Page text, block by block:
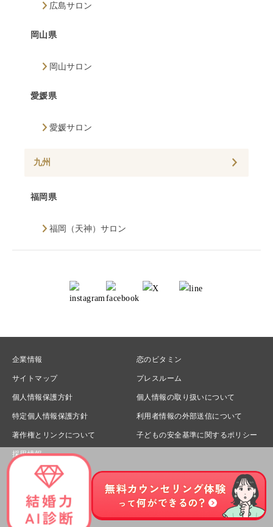
広島サロン
岡山県
岡山サロン
愛媛県
愛媛サロン
九州
福岡県
福岡（天神）サロン
企業情報 恋のビタミン
サイトマップ プレスルーム
個人情報保護方針 個人情報の取り扱いについて
特定個人情報保護方針 利用者情報の外部送信について
著作権とリンクについて 子どもの安全基準に関するポリシー
採用情報
© Sunmarie